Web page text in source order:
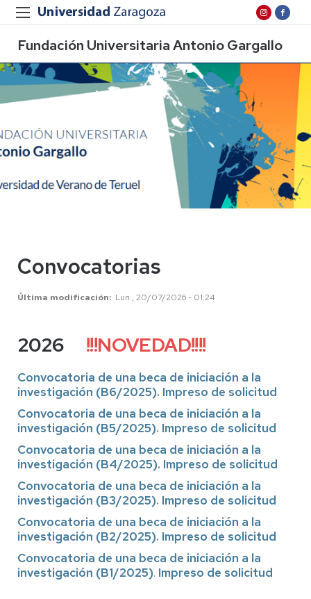
Fundación Universitaria Antonio Gargallo
Convocatorias
Última modificación Lun , 20/07/2026 - 01:24
2026 !!!NOVEDAD!!!!
Convocatoria de una beca de iniciación a la
investigación (B6/2025). Impreso de solicitud
Convocatoria de una beca de iniciación a la
investigación (B5/2025). Impreso de solicitud
Convocatoria de una beca de iniciación a la
investigación (B4/2025). Impreso de solicitud
Convocatoria de una beca de iniciación a la
investigación (B3/2025). Impreso de solicitud
Convocatoria de una beca de iniciación a la
investigación (B2/2025). Impreso de solicitud
Convocatoria de una beca de iniciación a la
investigación (B1/2025). Impreso de solicitud